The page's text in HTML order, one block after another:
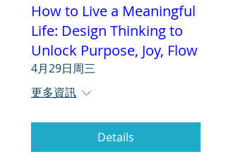
How to Live a Meaningful
Life: Design Thinking to
Unlock Purpose, Joy, Flow
4月29日周三
更多資訊
Details